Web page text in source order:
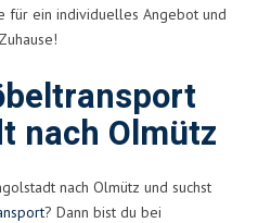
für ein individuelles Angebot und
nach Olmütz
nach Olmütz und suchst
? Dann bist du bei